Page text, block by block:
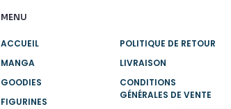
MENU
ACCUEIL
MANGA
GOODIES
FIGURINES
POLITIQUE DE RETOUR
LIVRAISON
CONDITIONS
GÉNÉRALES DE VENTE